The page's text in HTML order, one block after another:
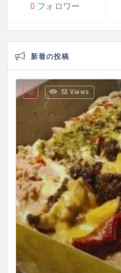
0 フォロワー
新着の投稿
53 Views